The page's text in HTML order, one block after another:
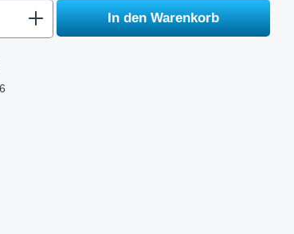
In den Warenkorb